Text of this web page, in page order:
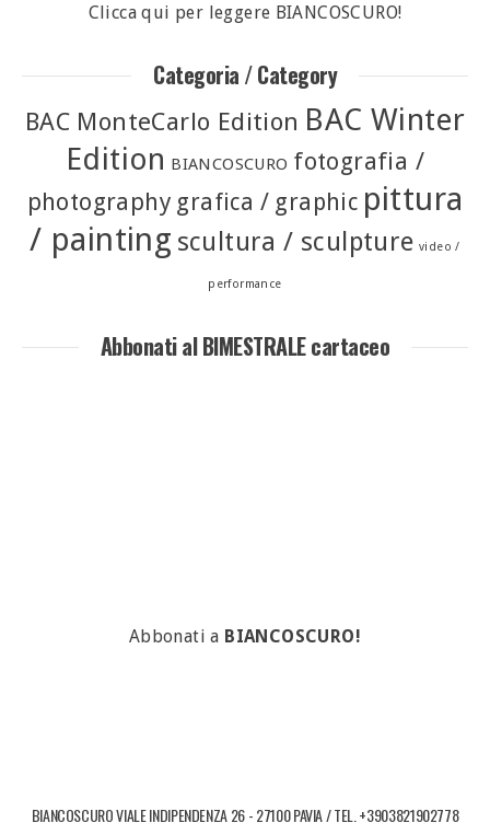
Clicca qui per leggere BIANCOSCURO!
Categoria / Category
BAC MonteCarlo Edition BAC Winter
Edition BIANCOSCURO fotografia /
photography grafica / graphic pittura
/ painting scultura / sculpture video /
performance
Abbonati al BIMESTRALE cartaceo
Abbonati a BIANCOSCURO!
BIANCOSCURO VIALE INDIPENDENZA 26 - 27100 PAVIA / TEL. +3903821902778